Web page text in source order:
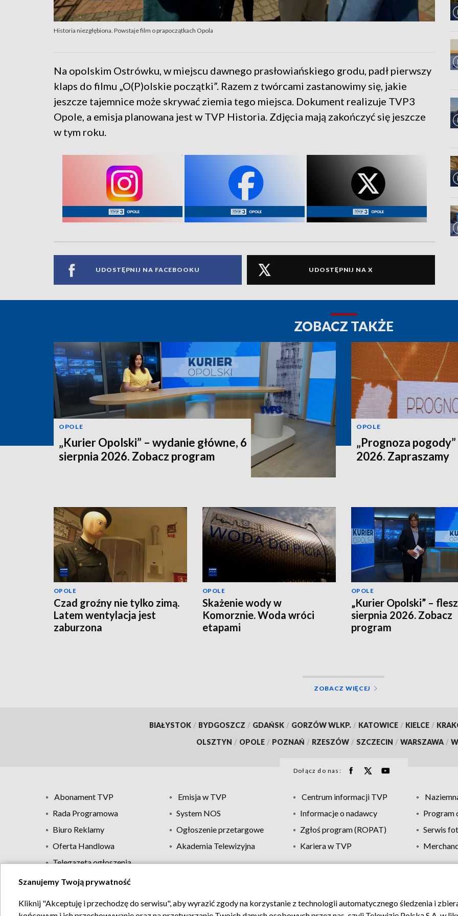
Historia niezgłębiona. Powstaje film o prapoczątkach Opola
Na opolskim Ostrówku, w miejscu dawnego prasłowiańskiego grodu, padł pierwszy
klaps do filmu „O(P)olskie początki”. Razem z twórcami zastanowimy się, jakie
jeszcze tajemnice może skrywać ziemia tego miejsca. Dokument realizuje TVP3
Opole, a emisja planowana jest w TVP Historia. Zdjęcia mają zakończyć się jeszcze
w tym roku.
UDOSTĘPNIJ NA FACEBOOKU UDOSTĘPNIJ NA X
ZOBACZ TAKŻE
OPOLE
„Kurier Opolski” – wydanie główne, 6
sierpnia 2026. Zobacz program
OPOLE
„Prognoza
2026. Zapraszamy
OPOLE
Czad groźny nie tylko zimą.
Latem wentylacja jest
zaburzona
OPOLE
Skażenie wody w
Komorznie. Woda wróci
etapami
OPOLE
„Kurier Opolski” –
sierpnia 2026. Zobacz
program
ZOBACZ WIĘCEJ
BIAŁYSTOK / BYDGOSZCZ / GDAŃSK / GORZÓW WLKP. / KATOWICE / KIELCE /
OLSZTYN / OPOLE / POZNAŃ / RZESZÓW / SZCZECIN / WARSZAWA /
Dołącz do nas:
Abonament TVP Emisja w TVP Centrum informacji TVP
Rada Programowa
System NOS Informacje o nadawcy
Program
Biuro Reklamy
Ogłoszenie przetargowe Zgłoś program (ROPAT)
Serwis
Oferta Handlowa
Akademia Telewizyjna Kariera w TVP
Telegazeta ogłoszenia
Regulamin TVP Polityka prywatności Moje zgody Pomoc Biuro
Szanujemy Twoją prywatność
Kliknij "Akceptuję i przechodzę do serwisu", aby wyrazić zgody na korzystanie z technologii automatycznego śledzenia i